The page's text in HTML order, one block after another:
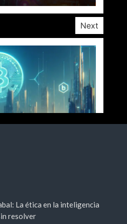
Next
La ética en la inteligencia
resolver